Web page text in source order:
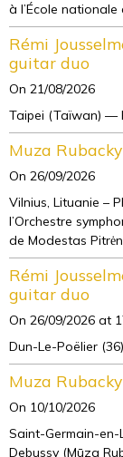
à l’École nationale
Rémi
guitar duo
On 21/08/2026
Taipei (Taïwan) —
Muza
On 26/09/2026
Vilnius, Lituanie –
l’Orchestre
de Modestas
Rémi
guitar duo
On 26/09/2026 at
Dun-Le-Poëlier
Muza
On 10/10/2026
Saint-Germain-en-
Debussy (Mūza